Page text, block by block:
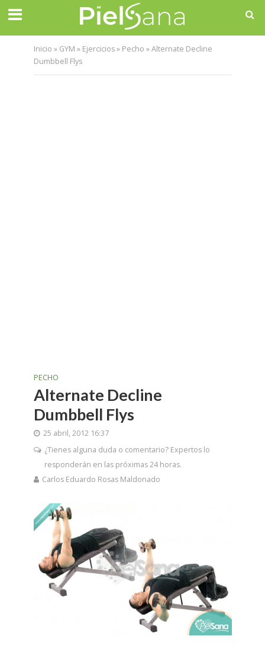
Inicio » GYM » Ejercicios» Pecho »Alternate Decline
Dumbbell Flys
PECHO
Alternate Decline
Dumbbell Flys
25 abril, 2012 16:37
¿Tienes alguna duda o comentario? Expertos lo
responderán en las próximas 24 horas.
Carlos Eduardo Rosas Maldonado